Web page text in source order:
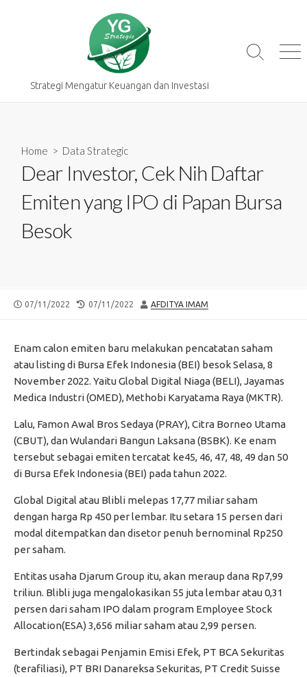
Strategi Mengatur Keuangan dan Investasi
Search
Home > Data Strategic
Dear Investor, Cek Nih Daftar
Emiten yang IPO di Papan Bursa
Besok
PUBLISHED
07/11/2022
LAST
07/11/2022 AUTHOR
AFDITYA IMAM
Enam calon emiten baru melakukan pencatatan saham
atau listing di Bursa Efek Indonesia (BEI) besok Selasa, 8
November 2022. Yaitu Global Digital Niaga (BELI), Jayamas
Medica Industri (OMED), Methobi Karyatama Raya (MKTR).
Lalu, Famon Awal Bros Sedaya (PRAY), Citra Borneo Utama
(CBUT), dan Wulandari Bangun Laksana (BSBK). Ke enam
tersebut sebagai emiten tercatat ke45, 46, 47, 48, 49 dan 50
di Bursa Efek Indonesia (BEI) pada tahun 2022.
Global Digital atau Blibli melepas 17,77 miliar saham
dengan harga Rp 450 per lembar. Itu setara 15 persen dari
modal ditempatkan dan disetor penuh bernominal Rp250
per saham.
Entitas usaha Djarum Group itu, akan meraup dana Rp7,99
triliun. Blibli juga mengalokasikan 55 juta lembar atau 0,31
persen dari saham IPO dalam program Employee Stock
Allocation(ESA) 3,656 miliar saham atau 2,99 persen.
Bertindak sebagai Penjamin Emisi Efek, PT BCA Sekuritas
(terafiliasi), PT BRI Danareksa Sekuritas, PT Credit Suisse